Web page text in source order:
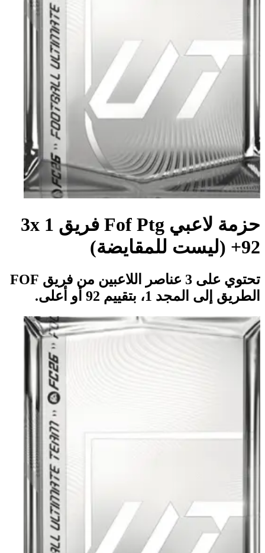
حزمة لاعبي Fof Ptg فريق 1 3x
+92 (ليست للمقايضة)
تحتوي على 3 عناصر اللاعبين من فريق FOF
الطريق إلى المجد 1، بتقييم 92 أو أعلى.